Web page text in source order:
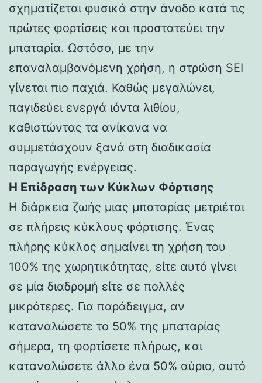
σχηματίζεται φυσικά στην άνοδο κατά τις
πρώτες φορτίσεις και προστατεύει την
μπαταρία. Ωστόσο, με την
επαναλαμβανόμενη χρήση, η στρώση SEI
γίνεται πιο παχιά. Καθώς μεγαλώνει,
παγιδεύει ενεργά ιόντα λιθίου,
καθιστώντας τα ανίκανα να
συμμετάσχουν ξανά στη διαδικασία
παραγωγής ενέργειας.
Η Επίδραση των Κύκλων Φόρτισης
Η διάρκεια ζωής μιας μπαταρίας μετριέται
σε πλήρεις κύκλους φόρτισης. Ένας
πλήρης κύκλος σημαίνει τη χρήση του
100% της χωρητικότητας, είτε αυτό γίνει
σε μία διαδρομή είτε σε πολλές
μικρότερες. Για παράδειγμα, αν
καταναλώσετε το 50% της μπαταρίας
σήμερα, τη φορτίσετε πλήρως, και
καταναλώσετε άλλο ένα 50% αύριο, αυτό